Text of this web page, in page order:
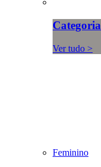
Categoria
Ver tudo >
Feminino